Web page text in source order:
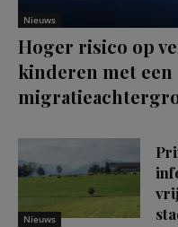
Nieuws
Hoger risico op
kinderen met een
Nieuws